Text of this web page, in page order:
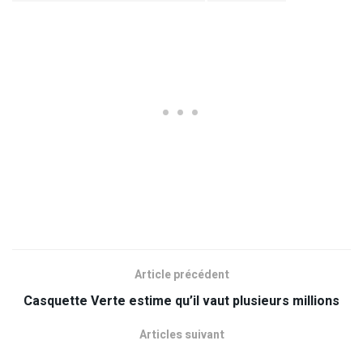
Article précédent
Casquette Verte estime qu’il vaut plusieurs millions
Articles suivant